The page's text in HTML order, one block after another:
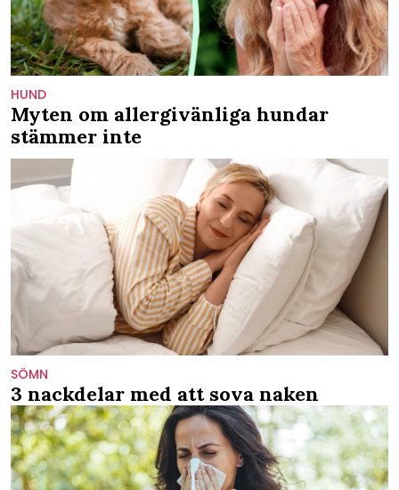
HUND
Myten om allergivänliga hundar
stämmer inte
SÖMN
3 nackdelar med att sova naken